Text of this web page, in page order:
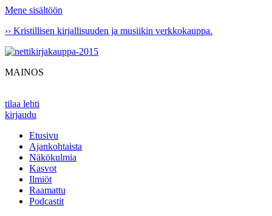
Mene sisältöön
›› Kristillisen kirjallisuuden ja musiikin verkkokauppa.
MAINOS
tilaa lehti
kirjaudu
Etusivu
Ajankohtaista
Näkökulmia
Kasvot
Ilmiöt
Raamattu
Podcastit